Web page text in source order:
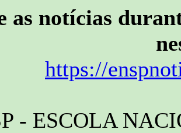
as notícias
https://
- ESCOLA